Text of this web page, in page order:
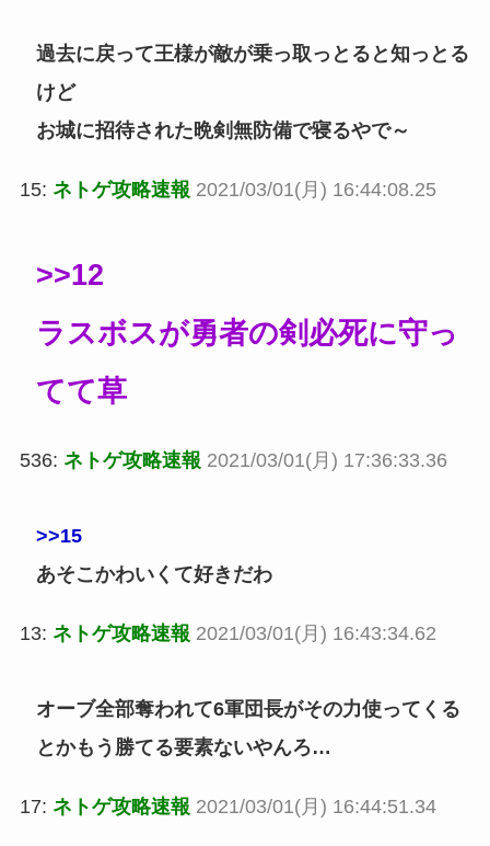
過去に戻って王様が敵が乗っ取っとると知っとる
けど
お城に招待された晩剣無防備で寝るやで～
15: ネトゲ攻略速報 2021/03/01(月) 16:44:08.25
>>12
ラスボスが勇者の剣必死に守っ
てて草
536: ネトゲ攻略速報 2021/03/01(月) 17:36:33.36
>>15
あそこかわいくて好きだわ
13: ネトゲ攻略速報 2021/03/01(月) 16:43:34.62
オーブ全部奪われて6軍団長がその力使ってくる
とかもう勝てる要素ないやんろ…
17: ネトゲ攻略速報 2021/03/01(月) 16:44:51.34